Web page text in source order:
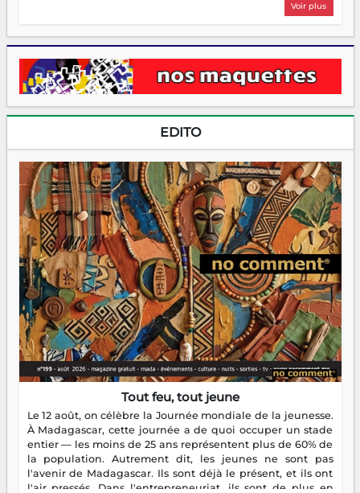
Voir plus
EDITO
Tout feu, tout jeune
Le 12 août, on célèbre la Journée mondiale de la jeunesse.
À Madagascar, cette journée a de quoi occuper un stade
entier — les moins de 25 ans représentent plus de 60% de
la population. Autrement dit, les jeunes ne sont pas
l'avenir de Madagascar. Ils sont déjà le présent, et ils ont
l'air pressés. Dans l'entrepreneuriat, ils sont de plus en